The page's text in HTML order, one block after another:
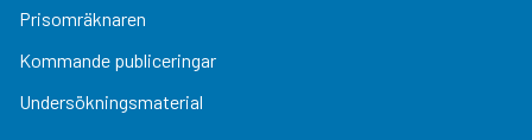
Prisomräknaren
Kommande publiceringar
Undersökningsmaterial